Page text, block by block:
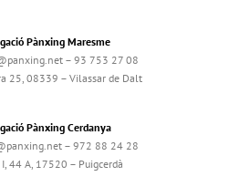
Pànxing Maresme
– 93 753 27 08
25, 08339 – Vilassar de Dalt
Pànxing Cerdanya
– 972 88 24 28
44 A, 17520 – Puigcerdà